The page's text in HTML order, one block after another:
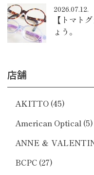
2026.07.12.
【トマト
ょう。
店舗
AKITTO (45)
American Optical (5)
ANNE ＆
BCPC (27)